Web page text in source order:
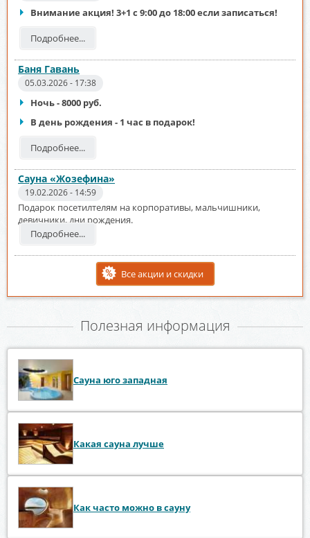
Внимание акция! 3+1 с 9:00 до 18:00 если записаться!
Подробнее...
Баня Гавань
05.03.2026 - 17:38
Ночь - 8000 руб.
В день рождения - 1 час в подарок!
Подробнее...
Сауна «Жозефина»
19.02.2026 - 14:59
Подарок посетилтелям на корпоративы, мальчишники,
девичники, дни рождения.
Подробнее...
Все акции и скидки
Полезная информация
Сауна юго западная
Какая сауна лучше
Как часто можно в сауну